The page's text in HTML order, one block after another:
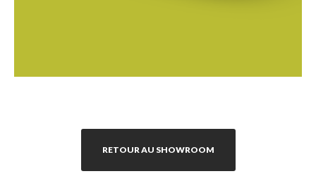
RETOUR AU SHOWROOM